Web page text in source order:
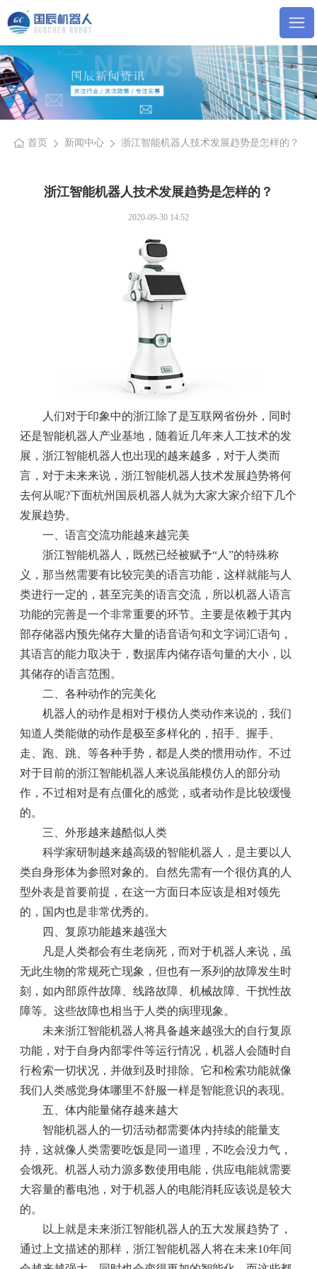
首页 新闻中心 浙江智能机器人技术发展趋势是怎样的？
浙江智能机器人技术发展趋势是怎样的？
2020-09-30 14:52
人们对于印象中的浙江除了是互联网省份外，同时
还是智能机器人产业基地，随着近几年来人工技术的发
展，浙江智能机器人也出现的越来越多，对于人类而
言，对于未来来说，浙江智能机器人技术发展趋势将何
去何从呢?下面杭州国辰机器人就为大家大家介绍下几个
发展趋势。
一、语言交流功能越来越完美
浙江智能机器人，既然已经被赋予“人”的特殊称
义，那当然需要有比较完美的语言功能，这样就能与人
类进行一定的，甚至完美的语言交流，所以机器人语言
功能的完善是一个非常重要的环节。主要是依赖于其内
部存储器内预先储存大量的语音语句和文字词汇语句，
其语言的能力取决于，数据库内储存语句量的大小，以
其储存的语言范围。
二、各种动作的完美化
机器人的动作是相对于模仿人类动作来说的，我们
知道人类能做的动作是极至多样化的，招手、握手、
走、跑、跳、等各种手势，都是人类的惯用动作。不过
对于目前的浙江智能机器人来说虽能模仿人的部分动
作，不过相对是有点僵化的感觉，或者动作是比较缓慢
的。
三、外形越来越酷似人类
科学家研制越来越高级的智能机器人，是主要以人
类自身形体为参照对象的。自然先需有一个很仿真的人
型外表是首要前提，在这一方面日本应该是相对领先
的，国内也是非常优秀的。
四、复原功能越来越强大
凡是人类都会有生老病死，而对于机器人来说，虽
无此生物的常规死亡现象，但也有一系列的故障发生时
刻，如内部原件故障、线路故障、机械故障、干扰性故
障等。这些故障也相当于人类的病理现象。
未来浙江智能机器人将具备越来越强大的自行复原
功能，对于自身内部零件等运行情况，机器人会随时自
行检索一切状况，并做到及时排除。它和检索功能就像
我们人类感觉身体哪里不舒服一样是智能意识的表现。
五、体内能量储存越来越大
智能机器人的一切活动都需要体内持续的能量支
持，这就像人类需要吃饭是同一道理，不吃会没力气，
会饿死。机器人动力源多数使用电能，供应电能就需要
大容量的蓄电池，对于机器人的电能消耗应该说是较大
的。
以上就是未来浙江智能机器人的五大发展趋势了，
通过上文描述的那样，浙江智能机器人将在未来10年间